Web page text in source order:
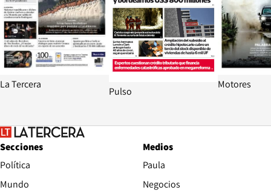
La Tercera
Pulso
Motores
Secciones
Política
Mundo
Medios
Paula
Negocios